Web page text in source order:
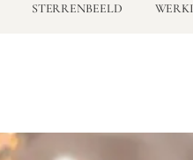
STERRENBEELD